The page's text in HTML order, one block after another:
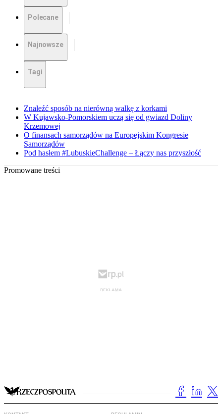
Polecane
Najnowsze
Tagi
Znaleźć sposób na nierówną walkę z korkami
W Kujawsko-Pomorskiem uczą się od gwiazd Doliny
Krzemowej
O finansach samorządów na Europejskim Kongresie
Samorządów
Pod hasłem #LubuskieChallenge – Łączy nas przyszłość
Promowane treści